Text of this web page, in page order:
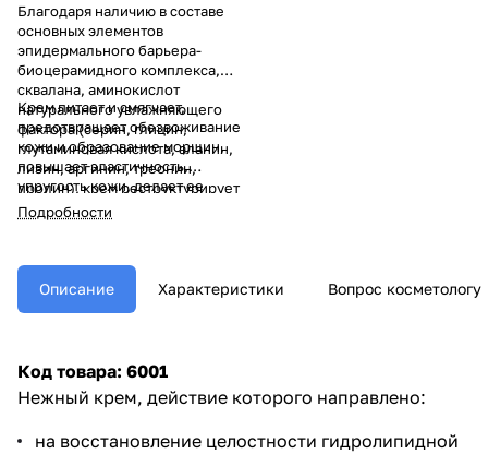
Благодаря наличию в составе
основных элементов
эпидермального барьера-
биоцерамидного комплекса,
сквалана, аминокислот
натурального увлажняющего
фактора (серин, глицин,
глутаминовая кислота, аланин,
лизин, аргинин, треонин,
пролин), крем реструктурирует
роговой слой эпидермиса,
оздоравливает кожу.
Крем питает и смягчает,
предотвращает обезвоживание
кожи и образование морщин,
повышает эластичность,
упругость кожи, делает ее
шелковистой и ухоженной.
Подробности
Описание Характеристики Вопрос косметологу
Код товара: 6001
Нежный крем, действие которого направлено:
на восстановление целостности гидролипидной